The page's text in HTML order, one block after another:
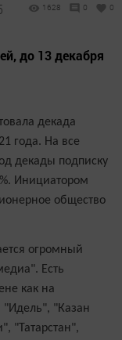
1628 0 0
до 13 декабря
декада
года. На все
декады подписку
Инициатором
общество
огромный
Есть
как на
"Казан
"Татарстан",